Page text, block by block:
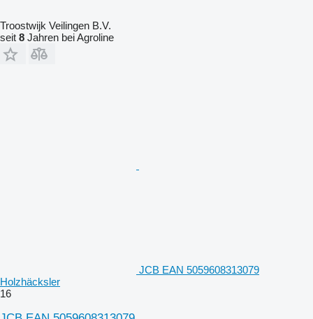
Troostwijk Veilingen B.V.
seit 8 Jahren bei Agroline
JCB EAN 5059608313079
Holzhäcksler
16